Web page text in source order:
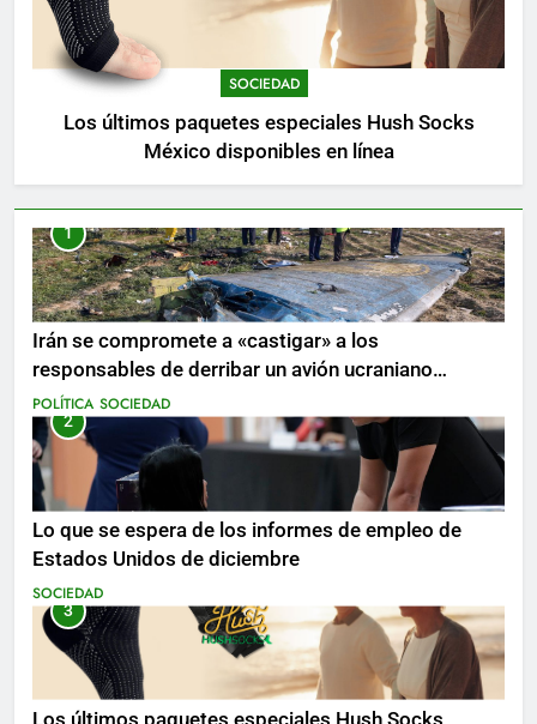
SOCIEDAD
Los últimos paquetes especiales Hush Socks
México disponibles en línea
1
Irán se compromete a «castigar» a los
responsables de derribar un avión ucraniano
mientras se realizan arrestos
POLÍTICA SOCIEDAD
2
Lo que se espera de los informes de empleo de
Estados Unidos de diciembre
SOCIEDAD
3